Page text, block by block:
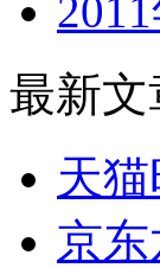
最新文
天
京